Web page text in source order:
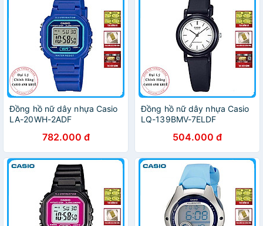
Đồng hồ nữ dây nhựa Casio
LA-20WH-2ADF
782.000 đ
Đồng hồ nữ dây nhựa Casio
LQ-139BMV-7ELDF
504.000 đ